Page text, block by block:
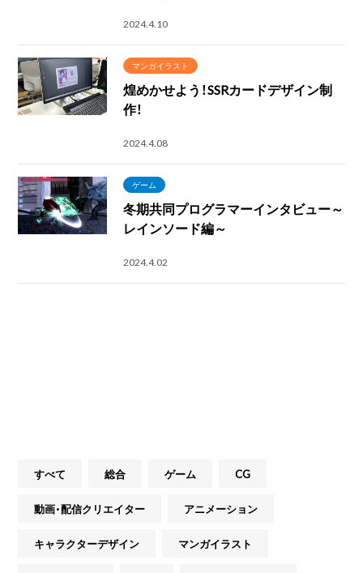
2024.4.10
マンガイラスト
煌めかせよう！SSRカードデザイン制
作！
2024.4.08
ゲーム
冬期共同プログラマーインタビュー～
レインソード編～
2024.4.02
すべて 総合 ゲーム CG
動画・配信クリエイター アニメーション
キャラクターデザイン マンガイラスト